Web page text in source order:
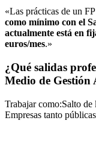
«Las prácticas de un
como mínimo con el
actualmente está en
euros/mes.»
¿Qué salidas
Medio de
Trabajar como:Salto de
Empresas tanto